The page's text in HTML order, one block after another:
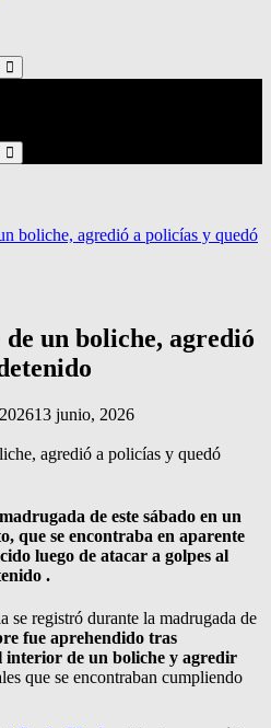
Search
Search
boliche, agredió a policías y quedó
un boliche, agredió
13 junio, 2026
de este sábado en un
que se encontraba en aparente
luego de atacar a golpes al
.
registró durante la madrugada de
fue aprehendido tras
interior de un boliche y agredir
que se encontraban cumpliendo